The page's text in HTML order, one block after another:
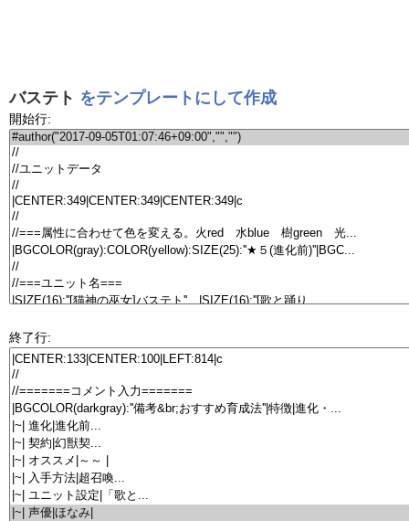
バステト をテンプレートにして作成
開始行:
終了行: